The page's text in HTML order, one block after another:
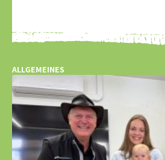
ALLGEMEINES